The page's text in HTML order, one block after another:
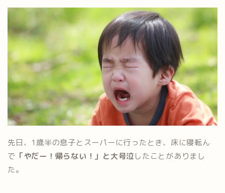
先日、1歳半の息子とスーパーに行ったとき、床に寝転ん
で 「やだー！帰らない！」と大号泣したことがありまし
た。